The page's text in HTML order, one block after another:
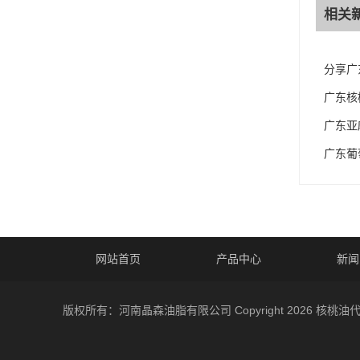
相关
分享
广东
广东
广东
网站首页 产品中心 新
版权所有：河南晶森油脂有限公司 Copyright 2026 核桃油